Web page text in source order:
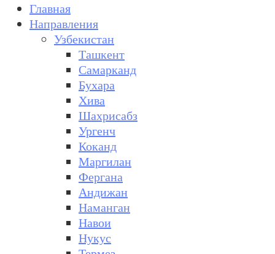
Главная
Направления
Узбекистан
Ташкент
Самарканд
Бухара
Хива
Шахрисабз
Ургенч
Коканд
Маргилан
Фергана
Андижан
Наманган
Навои
Нукус